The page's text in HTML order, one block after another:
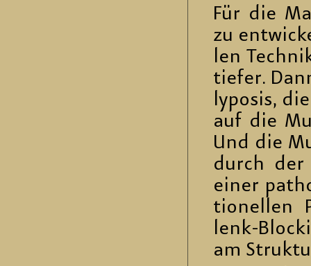
Für die
zu
len
tie­fer.
ly­po­sis,
auf die
Und die
durch
einer
tio­nel­len
lenk-
am